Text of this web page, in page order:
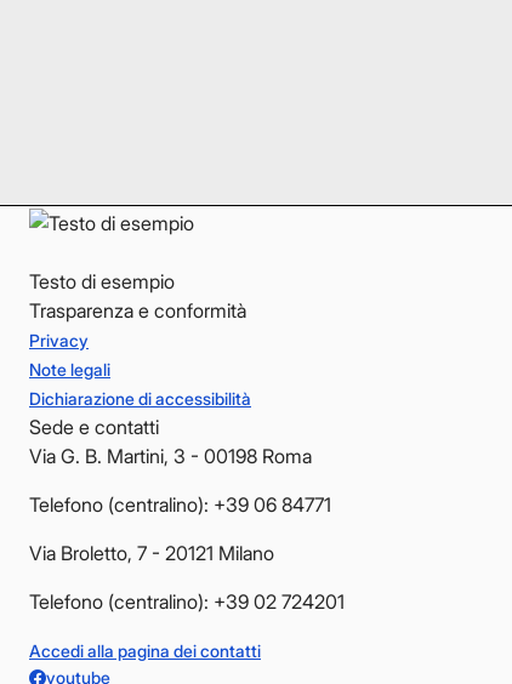
Testo di esempio
Trasparenza e conformità
Privacy
Note legali
Dichiarazione di accessibilità
Sede e contatti
Via G. B. Martini, 3 - 00198 Roma
Telefono (centralino): +39 06 84771
Via Broletto, 7 - 20121 Milano
Telefono (centralino): +39 02 724201
Accedi alla pagina dei contatti
youtube